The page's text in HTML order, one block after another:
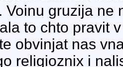
Voinu gruzija ne
to chto pravit
obvinjat nas
religioznix i